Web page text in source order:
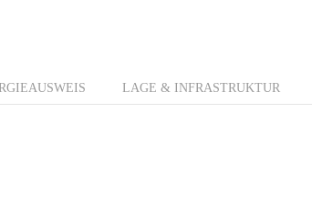
LAGE & INFRASTRUKTUR